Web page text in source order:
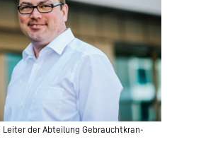
Leiter der Abteilung Gebrauchtkran-